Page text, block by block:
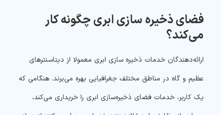
فضای ذخیره سازی ابری چگونه کار
می‌کند؟
ارائه‌دهندگان خدمات ذخیره سازی ابری معمولا از دیتاسنترهای
عظیم و گاه در مناطق مختلف جغرافیایی بهره می‌برند. هنگامی که
یک کاربر، خدمات فضای ذخیره‌سازی ابری را خریداری می‌کند،